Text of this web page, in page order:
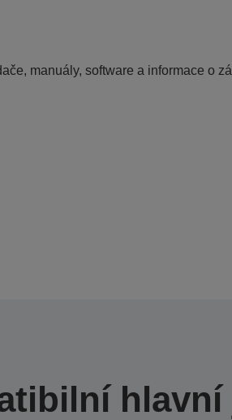
manuály, software a informace o